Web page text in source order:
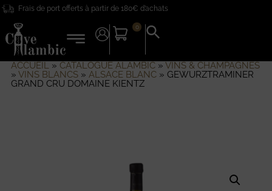
Frais de port offerts à partir de 180€ d’achats
0
Search
for:
ACCUEIL» CATALOGUE ALAMBIC» VINS & CHAMPAGNES
» VINS BLANCS» ALSACE BLANC» GEWURZTRAMINER
GRAND CRU DOMAINE KIENTZ